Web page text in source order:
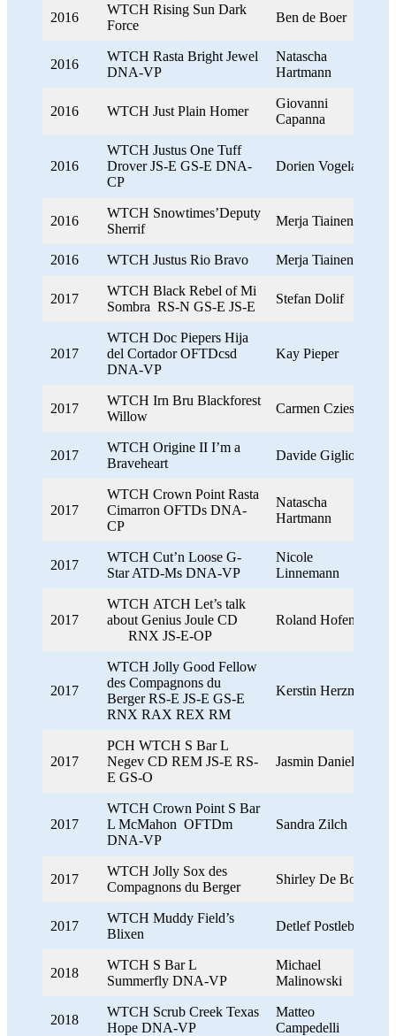
2016
WTCH Rising Sun Dark
Force
Ben de Boer
2016
WTCH Rasta Bright Jewel
DNA-VP
Natascha
Hartmann
2016 WTCH Just Plain Homer
Giovanni
Capanna
2016
WTCH Justus One Tuff
Drover JS-E GS-E DNA-
CP
Dorien Vogelaar
2016
WTCH Snowtimes’Deputy
Sherrif
Merja Tiainen
2016 WTCH Justus Rio Bravo Merja Tiainen
2017
WTCH Black Rebel of Mi
Sombra RS-N GS-E JS-E
Stefan Dolif
2017
WTCH Doc Piepers Hija
del Cortador OFTDcsd
DNA-VP
Kay Pieper
2017
WTCH Irn Bru Blackforest
Willow
Carmen Czieszo
2017
WTCH Origine II I’m a
Braveheart
Davide Giglio
2017
WTCH Crown Point Rasta
Cimarron OFTDs DNA-
CP
Natascha
Hartmann
2017
WTCH Cut’n Loose G-
Star ATD-Ms DNA-VP
Nicole
Linnemann
2017
WTCH ATCH Let’s talk
about Genius Joule CD
RNX JS-E-OP
Roland Hofeneder
2017
WTCH Jolly Good Fellow
des Compagnons du
Berger RS-E JS-E GS-E
RNX RAX REX RM
Kerstin Herzmann
2017
PCH WTCH S Bar L
Negev CD REM JS-E RS-
E GS-O
Jasmin Daniel
2017
WTCH Crown Point S Bar
L McMahon OFTDm
DNA-VP
Sandra Zilch
2017
WTCH Jolly Sox des
Compagnons du Berger
Shirley De Boer
2017
WTCH Muddy Field’s
Blixen
Detlef Postleb
2018
WTCH S Bar L
Summerfly DNA-VP
Michael
Malinowski
2018
WTCH Scrub Creek Texas
Hope DNA-VP
Matteo
Campedelli